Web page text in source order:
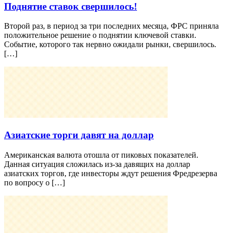
Поднятие ставок свершилось!
Второй раз, в период за три последних месяца, ФРС приняла
положительное решение о поднятии ключевой ставки.
Событие, которого так нервно ожидали рынки, свершилось.
[…]
Азиатские торги давят на доллар
Американская валюта отошла от пиковых показателей.
Данная ситуация сложилась из-за давящих на доллар
азиатских торгов, где инвесторы ждут решения Фредрезерва
по вопросу о […]